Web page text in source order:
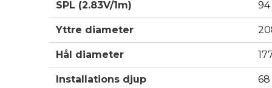
SPL (2.83V/1m) 94
Yttre diameter
Hål diameter
Installations djup